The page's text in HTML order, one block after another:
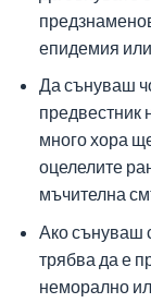
епидемия
Да сънуваш
предвестник
много хора
оцелелите
мъчителна
Ако сънуваш
трябва да е
неморално